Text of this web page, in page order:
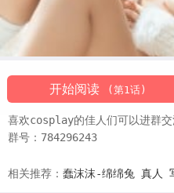
开始阅读 (第1话)
喜欢cosplay的佳人们可以进群
群号：784296243
相关推荐： 蠢沫沫-绵绵兔 真人